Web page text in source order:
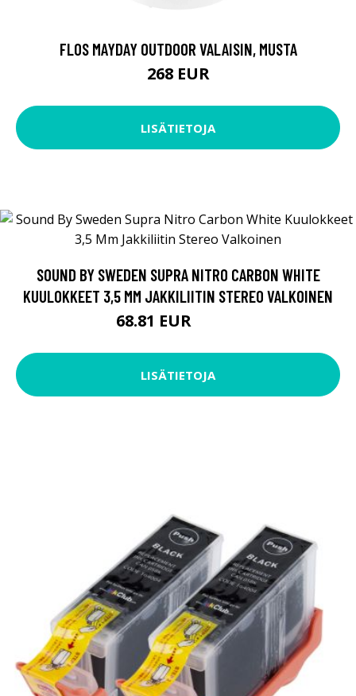
FLOS MAYDAY OUTDOOR VALAISIN, MUSTA
268 EUR
LISÄTIETOJA
SOUND BY SWEDEN SUPRA NITRO CARBON WHITE
KUULOKKEET 3,5 MM JAKKILIITIN STEREO VALKOINEN
68.81 EUR
LISÄTIETOJA